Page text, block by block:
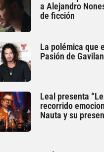
a Alejandro
de ficción
La polémica que
Pasión de
Leal presenta
recorrido
Nauta y su